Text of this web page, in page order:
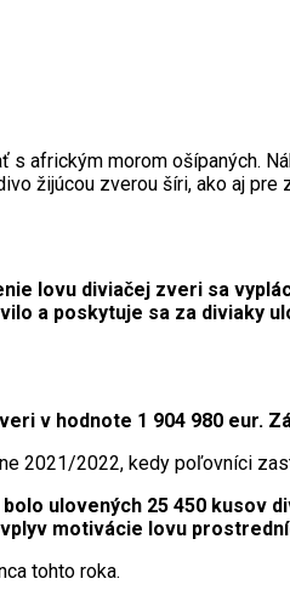
africkým morom ošípaných.
žijúcou zverou šíri, ako aj pre
lovu diviačej zveri sa
a poskytuje sa za diviaky
v hodnote 1 904 980 eur.
2021/2022, kedy poľovníci
ulovených 25 450 kusov
motivácie lovu
tohto roka.